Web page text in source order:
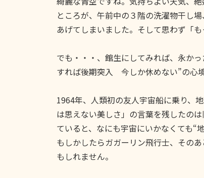
ところが、午前中の３階の洗濯物干し
あげてしまいました。そして思わず「
でも・・・、館生にしてみれば、永か
すれば後期突入 今しか休めない”の心
1964年、人類初の友人宇宙船に乗り
は思えない美しさ」の言葉を残したの
ていると、なにも宇宙にいかなくても“
もしかしたらガガーリン飛行士、その
もしれません。